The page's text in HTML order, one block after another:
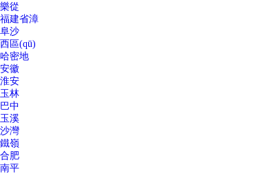
樂從
福建省漳
阜沙
西區(qū)
哈密地
安徽
淮安
玉林
巴中
玉溪
沙灣
鐵嶺
合肥
南平